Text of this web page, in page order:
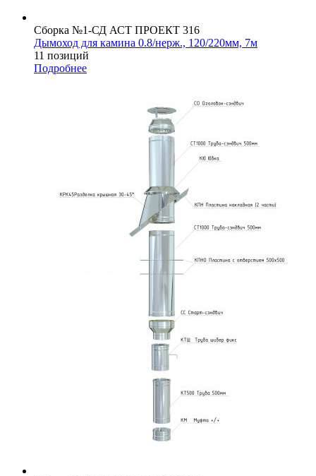
Сборка №1-СД АСТ ПРОЕКТ 316
Дымоход для камина 0.8/нерж., 120/220мм, 7м
11 позиций
Подробнее